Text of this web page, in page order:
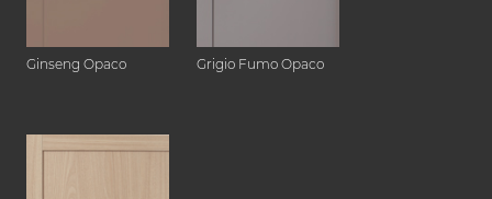
Ginseng Opaco Grigio Fumo Opaco